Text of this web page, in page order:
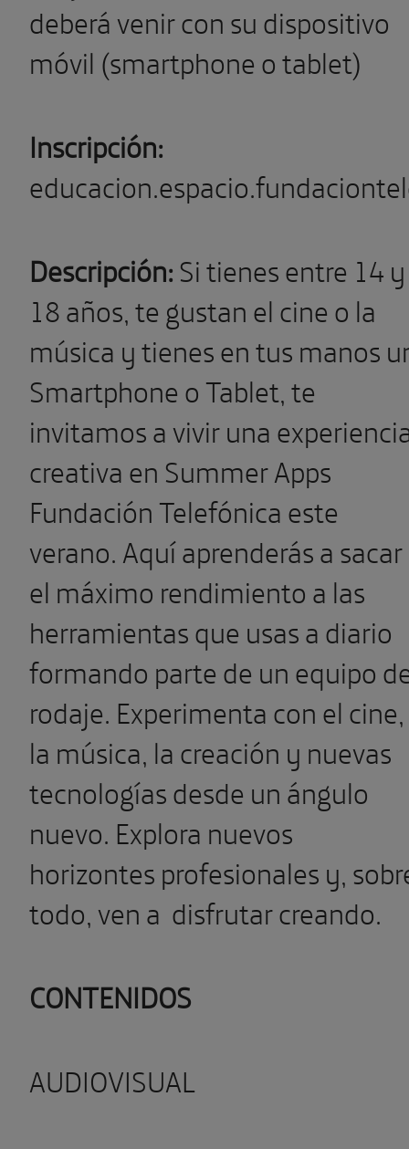
deberá venir con su dispositivo
móvil (smartphone o tablet)
Inscripción:
Descripción:Si tienes entre 14 y
18 años, te gustan el cine o la
música y tienes en tus manos
Smartphone o Tablet, te
invitamos a vivir una
creativa en Summer Apps
Fundación Telefónica este
verano. Aquí aprenderás a sacar
el máximo rendimiento a las
herramientas que usas a diario
formando parte de un equipo
rodaje. Experimenta con el cine,
la música, la creación y nuevas
tecnologías desde un ángulo
nuevo. Explora nuevos
horizontes profesionales y,
todo, ven a disfrutar creando.
CONTENIDOS
AUDIOVISUAL